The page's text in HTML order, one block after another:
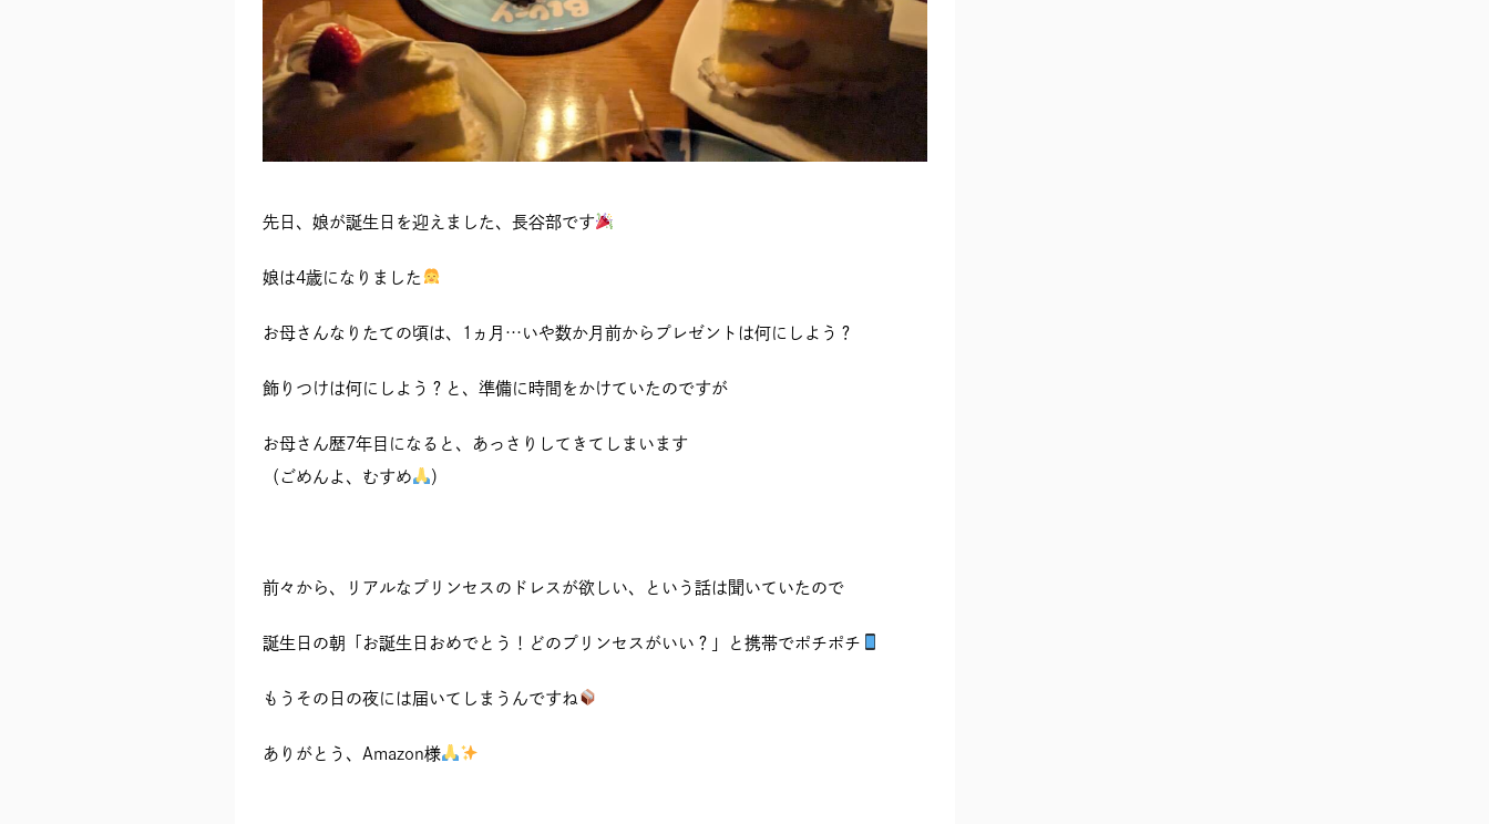
先日、娘が誕生日を迎えました、長谷部です
娘は4歳になりました
お母さんなりたての頃は、1ヵ月…いや数か月前からプレゼントは何にしよう？
飾りつけは何にしよう？と、準備に時間をかけていたのですが
お母さん歴7年目になると、あっさりしてきてしまいます
（ごめんよ、むすめ
）
前々から、リアルなプリンセスのドレスが欲しい、という話は聞いていたので
誕生日の朝「お誕生日おめでとう！どのプリンセスがいい？」と携帯でポチポチ
もうその日の夜には届いてしまうんですね
ありがとう、Amazon様